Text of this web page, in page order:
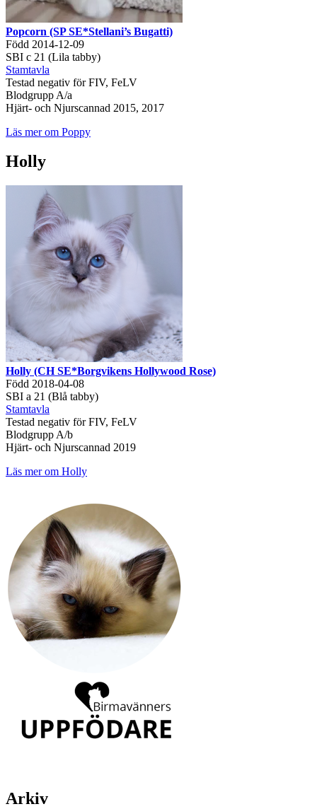
Popcorn (SP SE*Stellani’s Bugatti)
Född 2014-12-09
SBI c 21 (Lila tabby)
Stamtavla
Testad negativ för FIV, FeLV
Blodgrupp A/a
Hjärt- och Njurscannad 2015, 2017
Läs mer om Poppy
Holly
Holly (CH SE*Borgvikens Hollywood Rose)
Född 2018-04-08
SBI a 21 (Blå tabby)
Stamtavla
Testad negativ för FIV, FeLV
Blodgrupp A/b
Hjärt- och Njurscannad 2019
Läs mer om Holly
Arkiv